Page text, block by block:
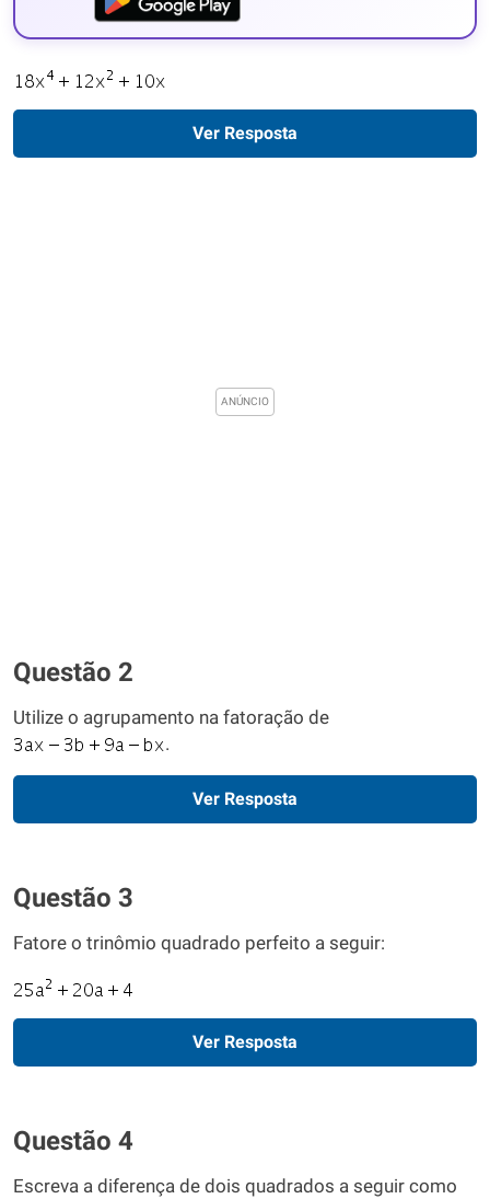
Ver Resposta
Questão 2
Utilize o agrupamento na fatoração de
.
Ver Resposta
Questão 3
Fatore o trinômio quadrado perfeito a seguir:
Ver Resposta
Questão 4
Escreva a diferença de dois quadrados a seguir como